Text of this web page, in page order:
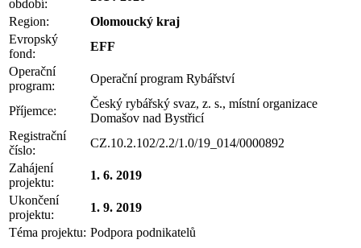
období:
Region:
Olomoucký kraj
Evropský
fond:
EFF
Operační
program:
Operační program Rybářství
Příjemce:
Český rybářský svaz, z. s., místní organizace
Domašov nad Bystřicí
Registrační
číslo:
CZ.10.2.102/2.2/1.0/19_014/0000892
Zahájení
projektu:
1. 6. 2019
Ukončení
projektu:
1. 9. 2019
Téma projektu: Podpora podnikatelů